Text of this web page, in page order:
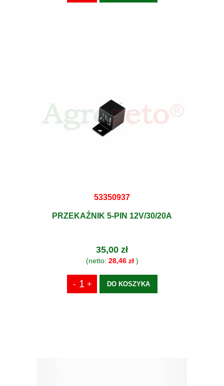
53350937
PRZEKAŹNIK 5-PIN 12V/30/20A
35,00 zł
(netto: 28,46 zł)
DO KOSZYKA